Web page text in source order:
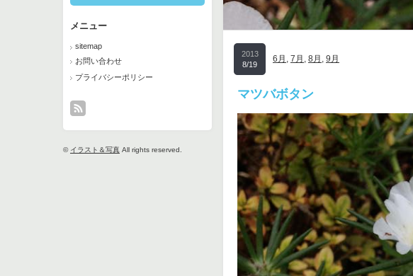
メニュー
sitemap
お問い合わせ
プライバシーポリシー
© イラスト＆写真 All rights reserved.
2013
8/19
6月 , 7月 , 8月 , 9月
マツバボタン